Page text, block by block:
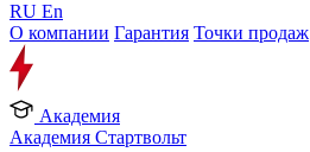
RU En
О компании Гарантия Точки продаж
Академия
Академия Стартвольт